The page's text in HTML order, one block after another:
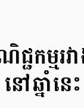
ជកម្មរ
ៅឆ្នាំនេះ